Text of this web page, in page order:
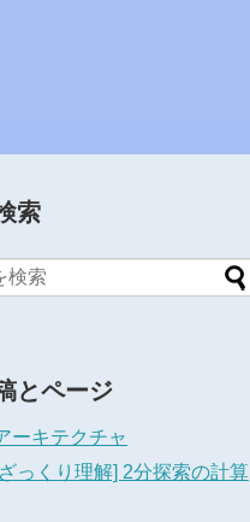
索
とページ
ーキテクチャ
っくり理解] 2分探索の計算